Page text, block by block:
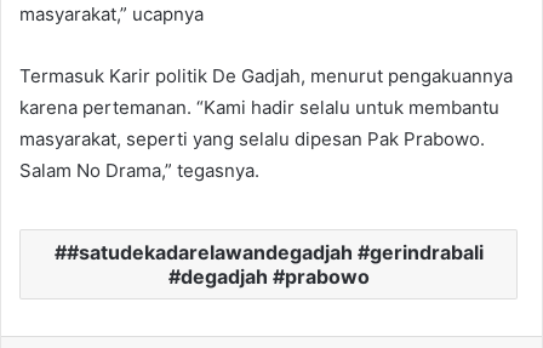
masyarakat,” ucapnya
Termasuk Karir politik De Gadjah, menurut pengakuannya
karena pertemanan. “Kami hadir selalu untuk membantu
masyarakat, seperti yang selalu dipesan Pak Prabowo.
Salam No Drama,” tegasnya.
#satudekadarelawandegadjah #gerindrabali
#degadjah #prabowo